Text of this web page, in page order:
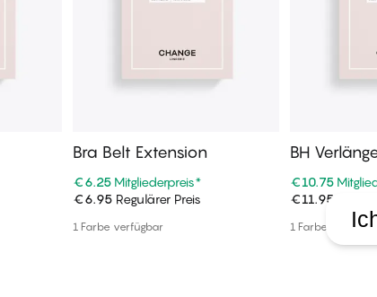
In den Warenkorb
Bra Belt Extension
€6.25 Mitgliederpreis*
€6.95Regulärer Preis
1 Farbe verfügbar
BH
€10.75
€11.95
1 Farbe